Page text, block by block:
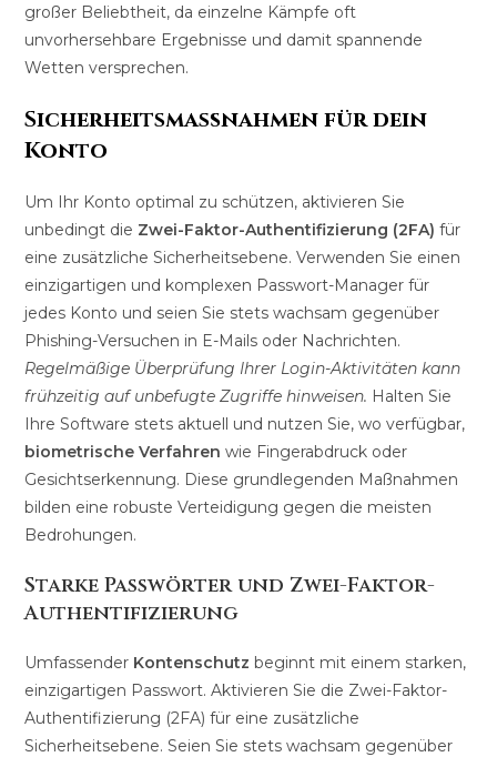
großer Beliebtheit, da einzelne Kämpfe oft
unvorhersehbare Ergebnisse und damit spannende
Wetten versprechen.
Sicherheitsmaßnahmen für dein
Konto
Um Ihr Konto optimal zu schützen, aktivieren Sie
unbedingt die Zwei-Faktor-Authentifizierung (2FA) für
eine zusätzliche Sicherheitsebene. Verwenden Sie einen
einzigartigen und komplexen Passwort-Manager für
jedes Konto und seien Sie stets wachsam gegenüber
Phishing-Versuchen in E-Mails oder Nachrichten.
Regelmäßige Überprüfung Ihrer Login-Aktivitäten kann
frühzeitig auf unbefugte Zugriffe hinweisen. Halten Sie
Ihre Software stets aktuell und nutzen Sie, wo verfügbar,
biometrische Verfahren wie Fingerabdruck oder
Gesichtserkennung. Diese grundlegenden Maßnahmen
bilden eine robuste Verteidigung gegen die meisten
Bedrohungen.
Starke Passwörter und Zwei-Faktor-
Authentifizierung
Umfassender Kontenschutz beginnt mit einem starken,
einzigartigen Passwort. Aktivieren Sie die Zwei-Faktor-
Authentifizierung (2FA) für eine zusätzliche
Sicherheitsebene. Seien Sie stets wachsam gegenüber